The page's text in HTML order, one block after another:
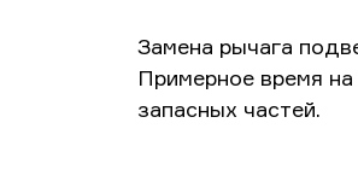
Замена рычага
Примерное время
запасных частей.